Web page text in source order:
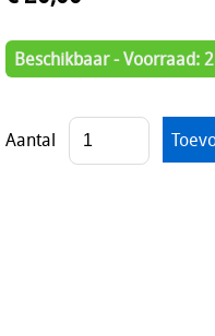
Beschikbaar - Voorraad: 2
Aantal